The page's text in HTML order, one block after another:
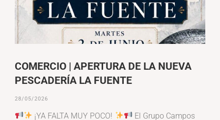
COMERCIO | APERTURA DE LA NUEVA
PESCADERÍA LA FUENTE
28/05/2026
¡YA FALTA MUY POCO!
El Grupo Campos